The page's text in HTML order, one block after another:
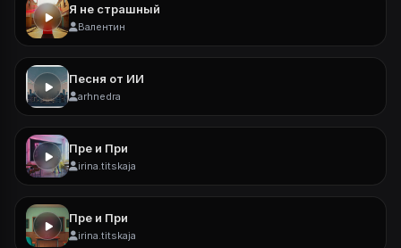
Я не страшный
Валентин
Песня от ИИ
arhnedra
Пре и При
irina.titskaja
Пре и При
irina.titskaja